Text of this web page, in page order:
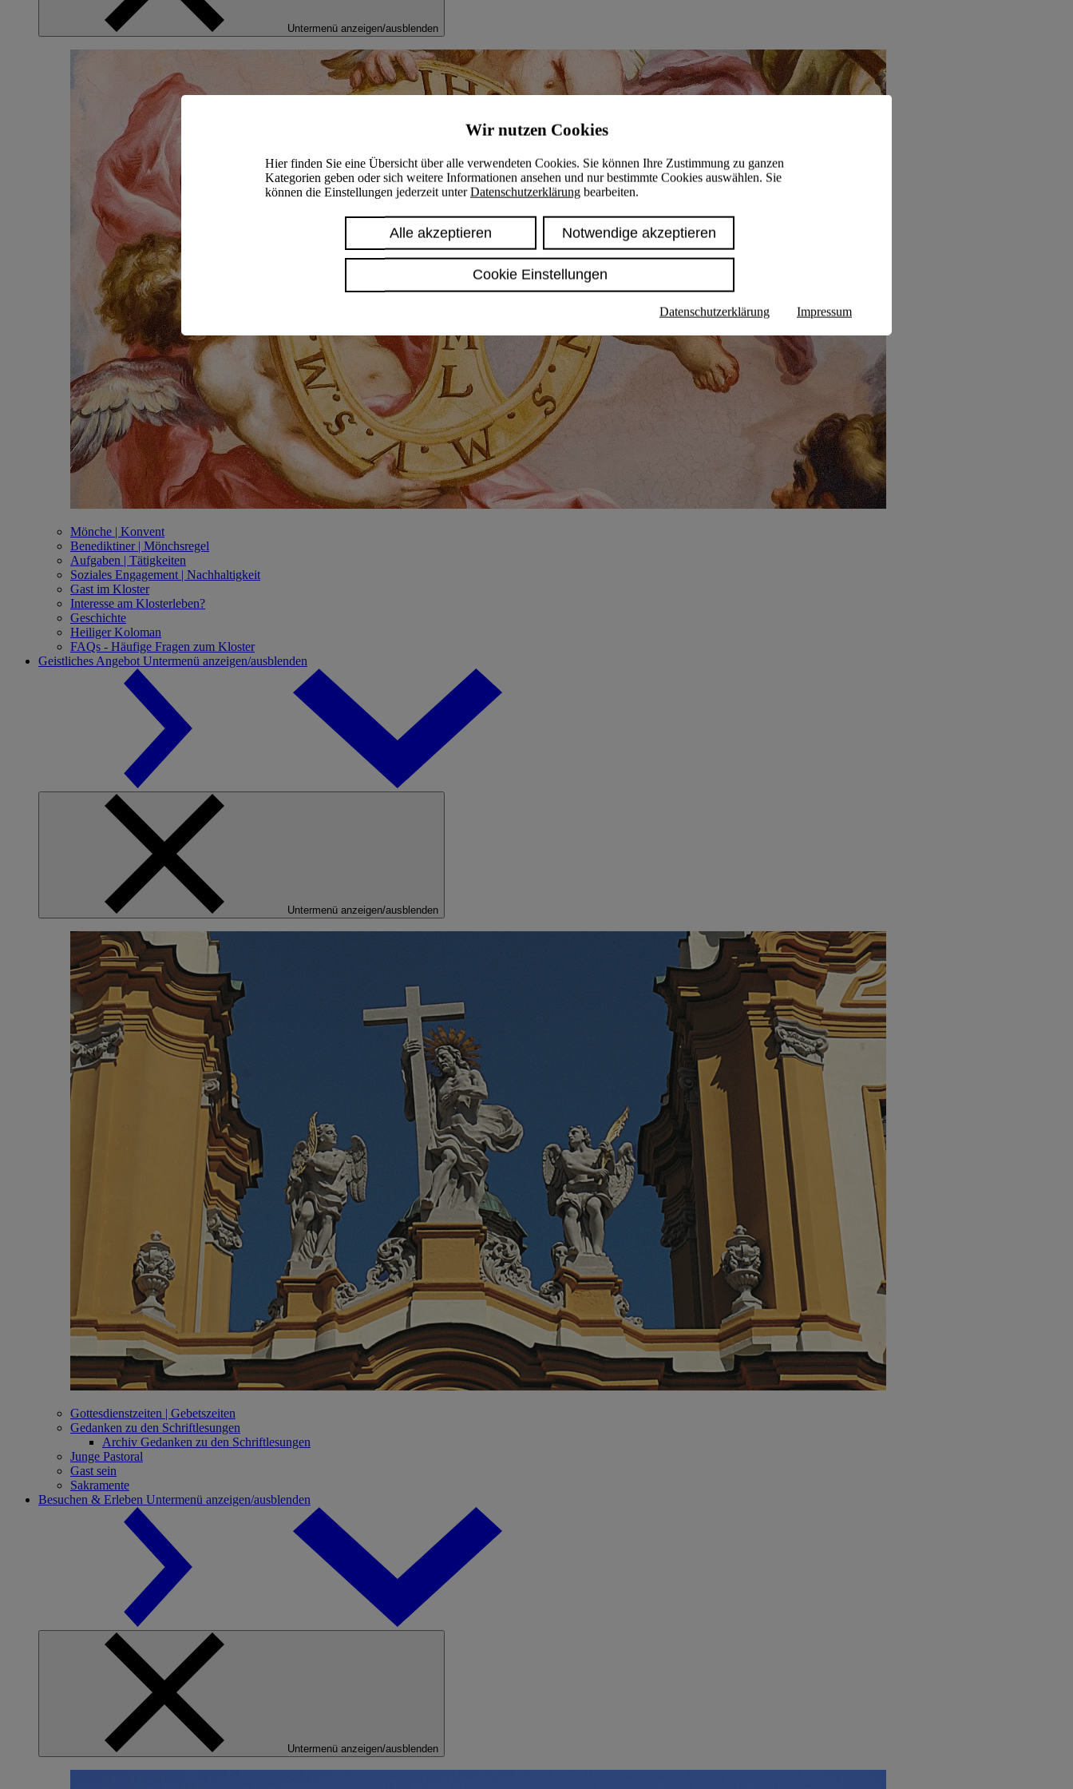
Wir nutzen Cookies
Hier finden Sie eine Übersicht über alle verwendeten Cookies. Sie können Ihre Zustimmung zu ganzen
Kategorien geben oder sich weitere Informationen ansehen und nur bestimmte Cookies auswählen. Sie
können die Einstellungen jederzeit unterDatenschutzerklärung bearbeiten.
Alle akzeptieren Notwendige akzeptieren
Cookie Einstellungen
Datenschutzerklärung Impressum
Untermenü anzeigen/ausblenden
Mönche | Konvent
Benediktiner | Mönchsregel
Aufgaben | Tätigkeiten
Soziales Engagement | Nachhaltigkeit
Gast im Kloster
Interesse am Klosterleben?
Geschichte
Heiliger Koloman
FAQs - Häufige Fragen zum Kloster
Geistliches Angebot Untermenü anzeigen/ausblenden
Untermenü anzeigen/ausblenden
Gottesdienstzeiten | Gebetszeiten
Gedanken zu den Schriftlesungen
Archiv Gedanken zu den Schriftlesungen
Junge Pastoral
Gast sein
Sakramente
Besuchen & Erleben Untermenü anzeigen/ausblenden
Untermenü anzeigen/ausblenden